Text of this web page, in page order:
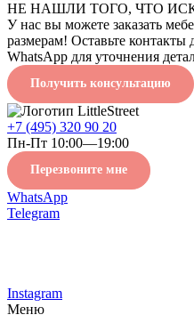
НЕ НАШЛИ ТОГО, ЧТО
У нас вы можете заказать
размерам! Оставьте
WhatsApp для уточнения
Получить консультацию
+7 (495) 320 90 20
Пн-Пт 10:00—19:00
Перезвоните мне
WhatsApp
Telegram
Instagram
Меню